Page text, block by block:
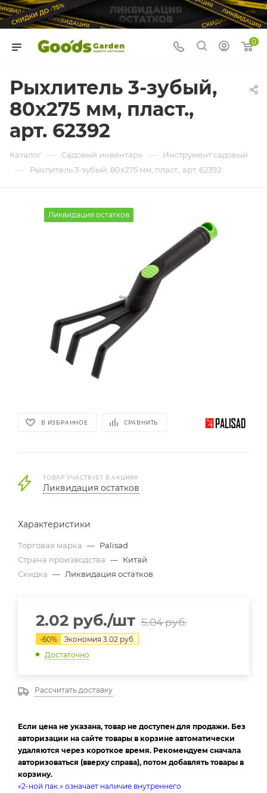
0
Рыхлитель 3-зубый,
80х275 мм, пласт.,
арт. 62392
Каталог — Садовый инвентарь — Инструмент садовый
— Рыхлитель 3-зубый, 80х275 мм, пласт., арт. 62392
Ликвидация остатков
В ИЗБРАННОЕ СРАВНИТЬ
ТОВАР УЧАСТВУЕТ В АКЦИЯХ
Ликвидация остатков
Характеристики
Торговая марка — Palisad
Страна производства — Китай
Скидка — Ликвидация остатков
2.02 руб./шт 5.04руб.
-60% Экономия 3.02 руб.
Достаточно
Рассчитать доставку
Если цена не указана, товар не доступен для продажи. Без
авторизации на сайте товары в корзине автоматически
удаляются через короткое время. Рекомендуем сначала
авторизоваться (вверху справа), потом добавлять товары в
корзину.
«2-ной пак.» означает наличие внутреннего